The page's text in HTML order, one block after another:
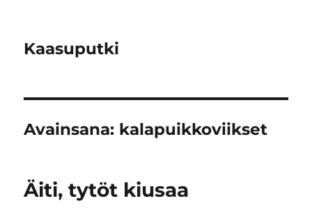
Kaasuputki
Avainsana: kalapuikkoviikset
Äiti, tytöt kiusaa